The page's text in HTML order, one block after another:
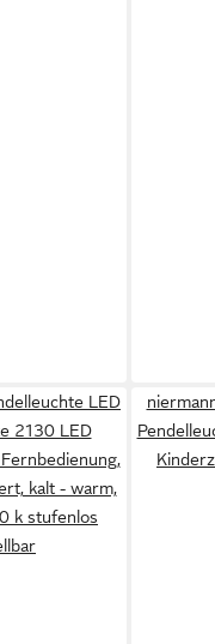
LED
2130 LED
kalt - warm,
k stufenlos